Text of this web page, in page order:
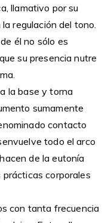
llamativo por su
regulación del tono.
él no sólo es
su presencia nutre
la base y torna
sumamente
contacto
todo el arco
de la eutonía
corporales
con tanta frecuencia